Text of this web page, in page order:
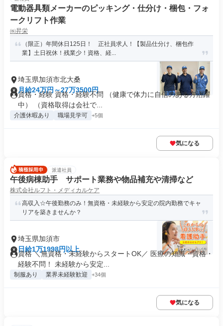
電動器具類メーカーのピッキング・仕分け・梱包・フォ
ークリフト作業
㈱昇栄
（限正）年間休日125日！ 正社員求人！【製品仕分け、梱包作
業】土日祝休！残業少！資格、経...
埼玉県加須市北大桑
月給24万円～27万3500円
資格・経験 資格・経験不問 （健康で体力に自信のある方活躍
中） （資格取得は会社で...
介護休暇あり 職場見学可 +5個
気になる
派遣社員
午後病棟助手 サポート業務や物品補充や清掃など
株式会社ルフト・メディカルケア
高収入☆午後勤務のみ！無資格・未経験から安定の院内勤務でキャ
リアを築きませんか？
埼玉県加須市
日給1万1998円以上
資格 ＼無資格・未経験からスタートOK／ 医療の知識・資格・
経験不問！ 未経験から安定...
制服あり 業界未経験歓迎 +34個
気になる